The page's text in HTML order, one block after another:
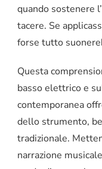
quando sostenere
tacere. Se
forse tutto
Questa
basso elettrico e
contemporanea
dello strumento,
tradizionale.
narrazione